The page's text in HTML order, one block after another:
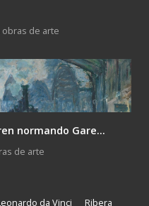
de arte
normando Gare...
de arte
da Vinci Ribera